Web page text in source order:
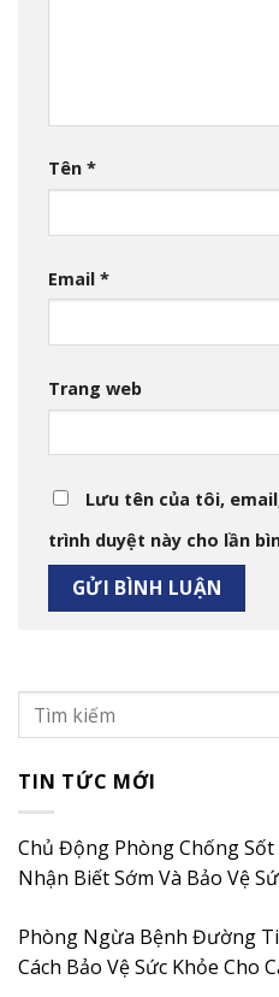
Tên *
Email *
Trang web
Lưu tên của tôi,
trình duyệt này cho lần
TIN TỨC MỚI
Chủ Động Phòng Chống
Nhận Biết Sớm Và Bảo Vệ
Phòng Ngừa Bệnh Đường
Cách Bảo Vệ Sức Khỏe Cho